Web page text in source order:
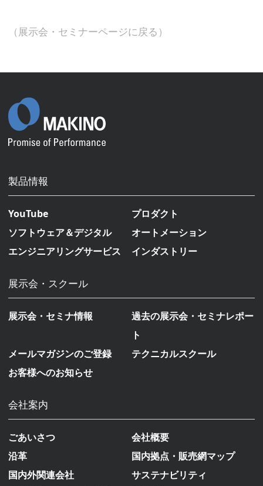
（展示会・セミナーページに戻る）
製品情報
YouTube
プロダクト
ソフトウェア＆デジタル
オートメーション
エンジニアリングサービス
インダストリー
展示会・スクール
展示会・セミナ情報
過去の展示会・セミナレポー
ト
メールマガジンのご登録
テクニカルスクール
お客様へのお知らせ
会社案内
ごあいさつ
会社概要
沿革
国内拠点・販売網マップ
国内外関連会社
サステナビリティ